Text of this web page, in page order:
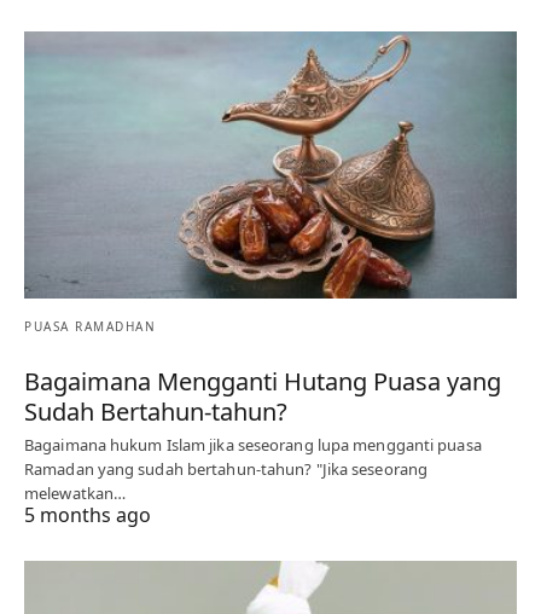
PUASA RAMADHAN
Bagaimana Mengganti Hutang Puasa yang
Sudah Bertahun-tahun?
Bagaimana hukum Islam jika seseorang lupa mengganti puasa
Ramadan yang sudah bertahun-tahun? "Jika seseorang
melewatkan…
5 months ago